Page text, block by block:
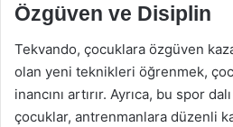
Özgüven ve Disiplin
Tekvando, çocuklara özgüven
olan yeni teknikleri öğrenmek,
inancını artırır. Ayrıca, bu spor
çocuklar, antrenmanlara düzenli